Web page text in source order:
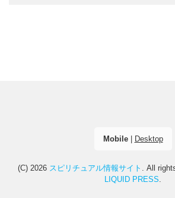
Mobile| Desktop
(C) 2026 スピリチュアル情報サイト . All
LIQUID PRESS